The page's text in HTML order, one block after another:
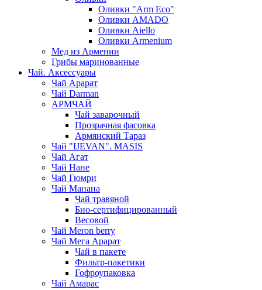
Оливки "Arm Eco"
Оливки AMADO
Оливки Aiello
Оливки Armenium
Мед из Армении
Грибы маринованные
Чай. Аксессуары
Чай Арарат
Чай Darman
АРМЧАЙ
Чай заварочный
Прозрачная фасовка
Армянский Тараз
Чай "IJEVAN". MASIS
Чай Агат
Чай Нане
Чай Гюмри
Чай Манана
Чай травяной
Био-сертифицированный
Весовой
Чай Meron berry
Чай Мега Арарат
Чай в пакете
Фильтр-пакетики
Гофроупаковка
Чай Амарас